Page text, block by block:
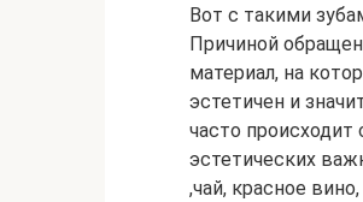
Вот с такими
Причиной
материал, на
эстетичен и
часто
эстетических
,чай, красное